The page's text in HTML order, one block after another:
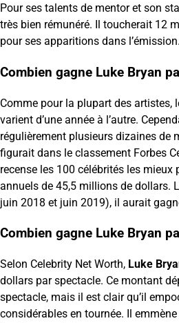
Pour ses talents de mentor et son
très bien rémunéré. Il toucherait 12
pour ses apparitions dans l’émission.
Combien gagne Luke Bryan
Comme pour la plupart des artistes,
varient d’une année à l’autre.
régulièrement plusieurs dizaines de
figurait dans le classement Forbes
recense les 100 célébrités les mieux
annuels de 45,5 millions de dollars.
juin 2018 et juin 2019), il aurait
Combien gagne Luke Bryan
Selon Celebrity Net Worth, Luke
dollars par spectacle. Ce montant
spectacle, mais il est clair qu’il
considérables en tournée. Il